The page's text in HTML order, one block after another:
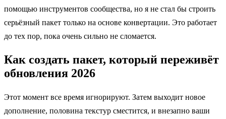
помощью инструментов сообщества, но я не стал бы строить
серьёзный пакет только на основе конвертации. Это работает
до тех пор, пока очень сильно не сломается.
Как создать пакет, который переживёт
обновления 2026
Этот момент все время игнорируют. Затем выходит новое
дополнение, половина текстур сместится, и внезапно ваши